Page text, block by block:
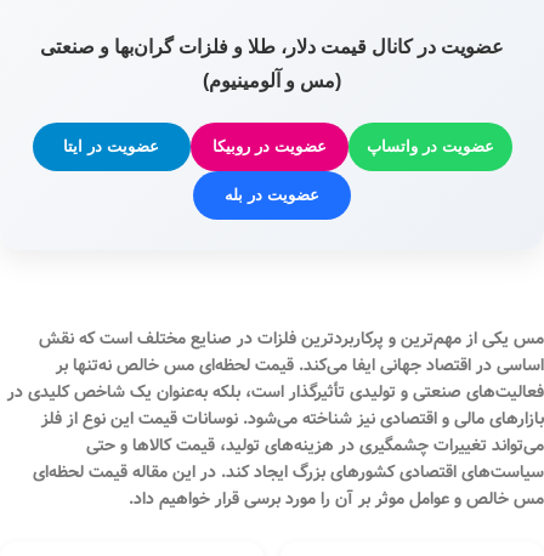
عضویت در کانال قیمت دلار، طلا و فلزات گران‌بها و صنعتی
(مس و آلومینیوم)
عضویت در واتساپ عضویت در روبیکا عضویت در ایتا
عضویت در بله
مس یکی از مهم‌ترین و پرکاربردترین فلزات در صنایع مختلف است که نقش
اساسی در اقتصاد جهانی ایفا می‌کند. قیمت لحظه‌ای مس خالصنه‌تنها بر
فعالیت‌های صنعتی و تولیدی تأثیرگذار است، بلکه به‌عنوان یک شاخص کلیدی در
بازارهای مالی و اقتصادی نیز شناخته می‌شود. نوسانات قیمت این نوع از فلز
می‌تواند تغییرات چشمگیری در هزینه‌های تولید، قیمت کالاها و حتی
سیاست‌های اقتصادی کشورهای بزرگ ایجاد کند. در این مقالهقیمت لحظه‌ای
مس خالصو عوامل موثر بر آن را مورد برسی قرار خواهیم داد.